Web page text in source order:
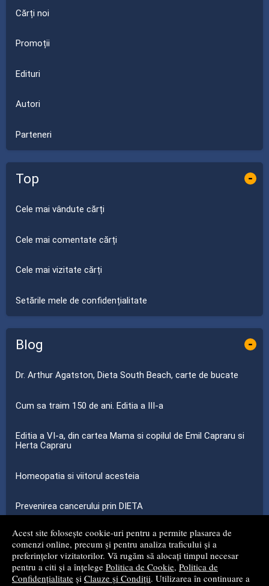
Acest site folosește cookie-uri pentru a permite plasarea de
comenzi online, precum și pentru analiza traficului și a
preferințelor vizitatorilor. Vă rugăm să alocați timpul necesar
pentru a citi și a înțelege Politica de Cookie, Politica de
Confidențialitate și Clauze și Condiții. Utilizarea în continuare a
Cărți noi
Promoții
Edituri
Autori
Parteneri
Top -
Cele mai vândute cărți
Cele mai comentate cărți
Cele mai vizitate cărți
Setările mele de confidențialitate
Blog -
Dr. Arthur Agatston, Dieta South Beach, carte de bucate
Cum sa traim 150 de ani. Editia a III-a
Editia a VI-a, din cartea Mama si copilul de Emil Capraru si
Herta Capraru
Homeopatia si viitorul acesteia
Prevenirea cancerului prin DIETA
...toate știrile
© 2008 - 2026S.C. MG NET DISTRIBUTION S.R.L.